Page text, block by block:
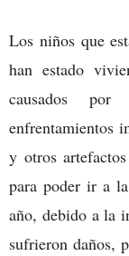
Los niños que
han estado
causados por
enfrentamientos
y otros
para poder ir a
año, debido a la
sufrieron daños,